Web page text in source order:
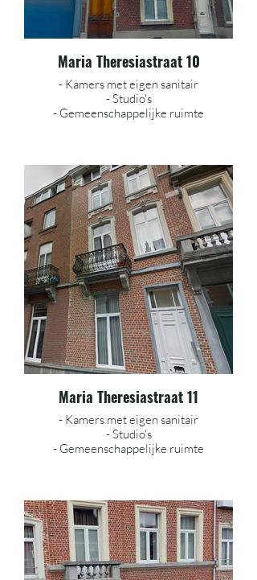
Maria Theresiastraat 10
- Kamers met eigen sanitair
- Studio's
- Gemeenschappelijke ruimte
Maria Theresiastraat 11
- Kamers met eigen sanitair
- Studio's
- Gemeenschappelijke ruimte